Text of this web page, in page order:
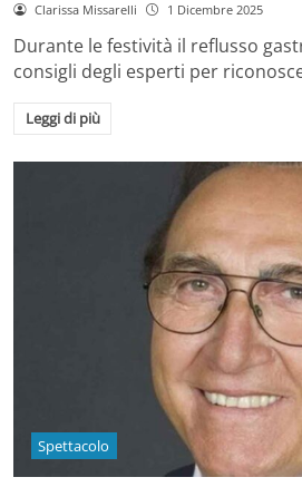
Clarissa Missarelli 1 Dicembre 2025
Durante le festività il reflusso
consigli degli esperti per
Leggi di più
Spettacolo